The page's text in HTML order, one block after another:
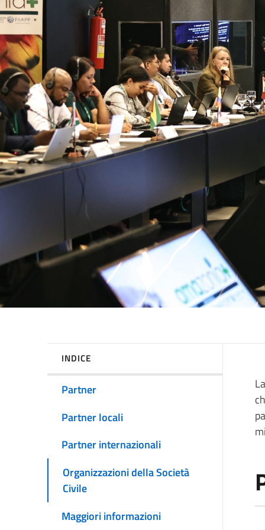
INDICE
Partner
Partner locali
Partner internazionali
Organizzazioni della Società
Civile
Maggiori informazioni